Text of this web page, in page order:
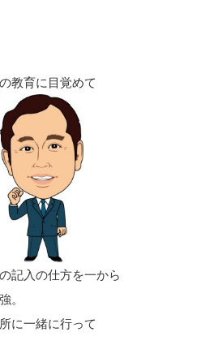
教育に目覚めて
記入の仕方を一から
。
に一緒に行って